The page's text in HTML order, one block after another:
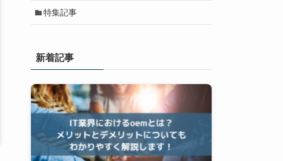
特集記事
新着記事